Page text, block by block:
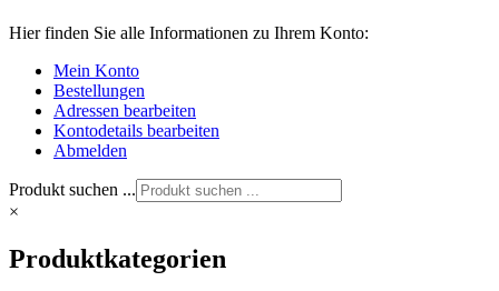
Hier finden Sie alle Informationen zu Ihrem Konto:
Mein Konto
Bestellungen
Adressen bearbeiten
Kontodetails bearbeiten
Abmelden
Produkt suchen ...
×
Produktkategorien